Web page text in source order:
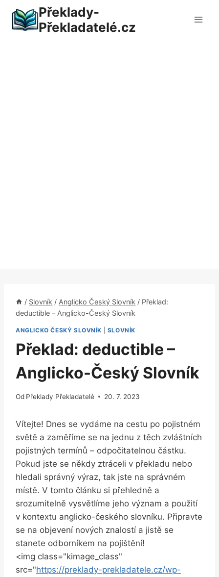
obsah
Překlady-
Překladatelé.cz
/ Slovník / Anglicko Český Slovník / Překlad:
deductible – Anglicko-Český Slovník
ANGLICKO ČESKÝ SLOVNÍK SLOVNÍK
Překlad: deductible –
Anglicko-Český Slovník
Od Překlady Překladatelé 20. 7. 2023
Vítejte! Dnes se vydáme na cestu po pojistném
světě a zaměříme se na jednu z těch zvláštních
pojistných termínů – odpočitatelnou částku.
Pokud jste se někdy ztráceli v překladu nebo
hledali správný výraz, tak jste na správném
místě. V tomto článku si přehledně a
srozumitelně vysvětlíme jeho význam a použití
v kontextu anglicko-českého slovníku. Připravte
se na objevení nových znalostí a jistě se
stanete odborníkem na pojištění!
<img class="kimage_class"
src="https://preklady-prekladatele.cz/wp-